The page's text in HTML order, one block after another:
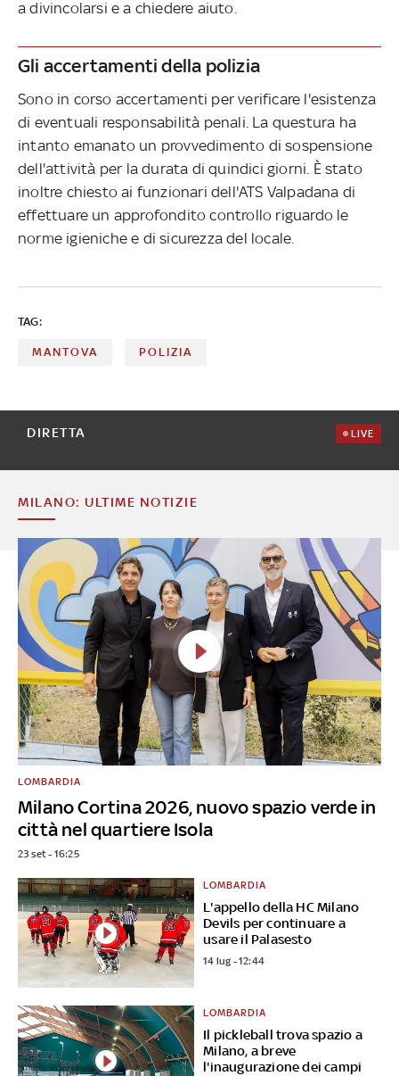
a divincolarsi e a chiedere aiuto.
Gli accertamenti della polizia
Sono in corso accertamenti per verificare l'esistenza
di eventuali responsabilità penali. La questura ha
intanto emanato un provvedimento di sospensione
dell'attività per la durata di quindici giorni. È stato
inoltre chiesto ai funzionari dell'ATS Valpadana di
effettuare un approfondito controllo riguardo le
norme igieniche e di sicurezza del locale.
TAG:
MANTOVA POLIZIA
DIRETTA LIVE
MILANO: ULTIME NOTIZIE
Milano Cortina 2026, nuovo spazio verde in
città nel quartiere Isola
LOMBARDIA
23 set - 16:25
L'appello della HC Milano
Devils per continuare a
usare il Palasesto
LOMBARDIA
14 lug - 12:44
Il pickleball trova spazio a
Milano, a breve
l'inaugurazione dei campi
LOMBARDIA